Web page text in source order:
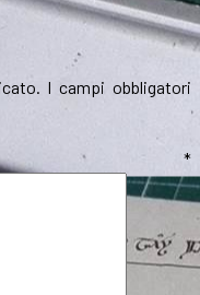
I campi obbligatori
*